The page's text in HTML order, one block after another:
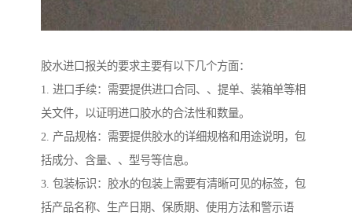
胶水进口报关的要求主要有以下几个方面：
1. 进口手续：需要提供进口合同、、提单、装箱单等相
关文件，以证明进口胶水的合法性和数量。
2. 产品规格：需要提供胶水的详细规格和用途说明，包
括成分、含量、、型号等信息。
3. 包装标识：胶水的包装上需要有清晰可见的标签，包
括产品名称、生产日期、保质期、使用方法和警示语